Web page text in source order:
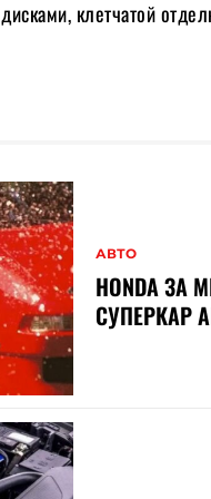
дисками, клетчатой
АВТО
HONDA
СУПЕРКАР